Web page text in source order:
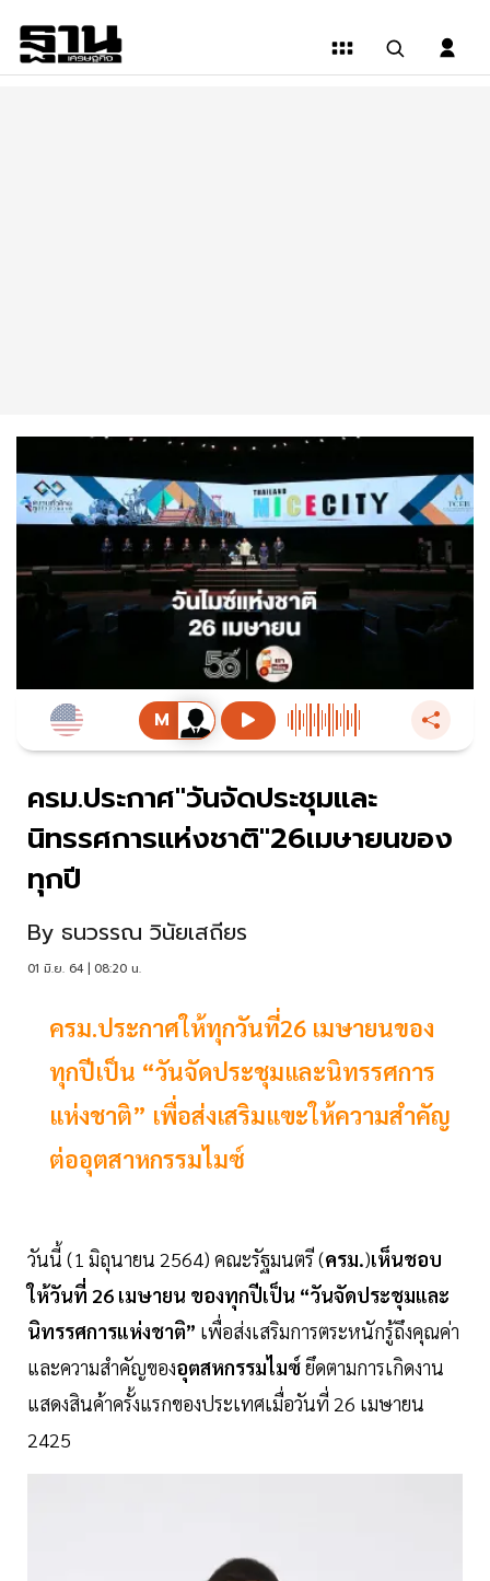
ครม.ประกาศ"วันจัดประชุมและ
นิทรรศการแห่งชาติ"26เมษายนของ
ทุกปี
By ธนวรรณ วินัยเสถียร
01 มิ.ย. 64 | 08:20 น.
ครม.ประกาศให้ทุกวันที่26 เมษายนของ
ทุกปีเป็น “วันจัดประชุมและนิทรรศการ
แห่งชาติ” เพื่อส่งเสริมแฃะให้ความสำคัญ
ต่ออุตสาหกรรมไมซ์
วันนี้ (1 มิถุนายน 2564) คณะรัฐมนตรี (ครม.)เห็นชอบ
ให้วันที่ 26 เมษายน ของทุกปีเป็น “วันจัดประชุมและ
นิทรรศการแห่งชาติ” เพื่อส่งเสริมการตระหนักรู้ถึงคุณค่า
และความสำคัญของอุตสหกรรมไมซ์ยึดตามการเกิดงาน
แสดงสินค้าครั้งแรกของประเทศเมื่อวันที่ 26 เมษายน
2425